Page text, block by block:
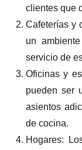
clientes que
Cafeterías y
un
servicio de
Oficinas y
pueden ser
asientos
de cocina.
Hogares: